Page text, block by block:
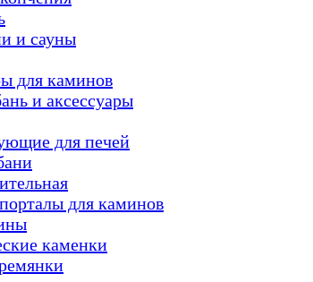
и сауны
для каминов
и аксессуары
для печей
для каминов
каменки